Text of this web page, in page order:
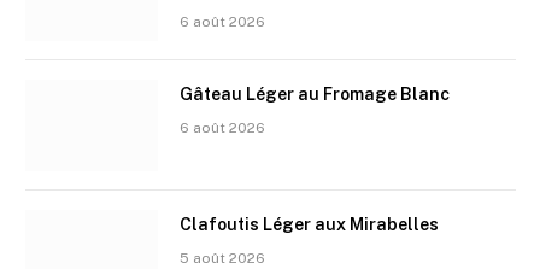
6 août 2026
Gâteau Léger au Fromage Blanc
6 août 2026
Clafoutis Léger aux Mirabelles
5 août 2026